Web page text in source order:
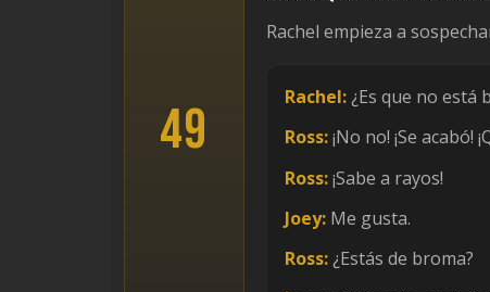
49
Rachel empieza a
Rachel: ¿Es que no está
Ross:¡No no! ¡Se acabó!
Ross:¡Sabe a rayos!
Joey: Me gusta.
Ross: ¿Estás de broma?